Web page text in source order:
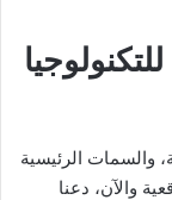
والسمات الرئيسية
والآن، دعنا